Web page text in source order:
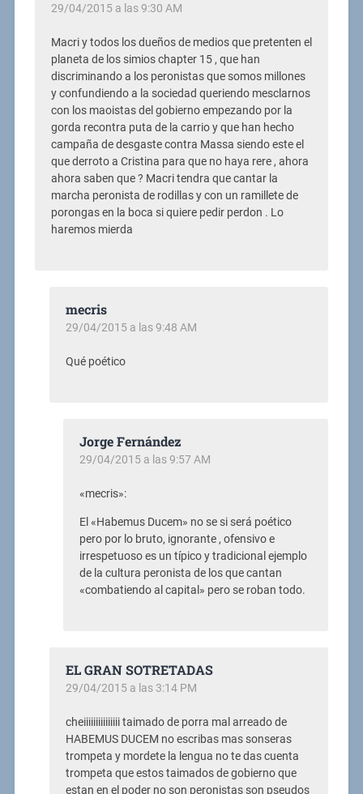
29/04/2015 a las 9:30 AM
Macri y todos los dueños de medios que pretenten el
planeta de los simios chapter 15 , que han
discriminando a los peronistas que somos millones
y confundiendo a la sociedad queriendo mesclarnos
con los maoistas del gobierno empezando por la
gorda recontra puta de la carrio y que han hecho
campaña de desgaste contra Massa siendo este el
que derroto a Cristina para que no haya rere , ahora
ahora saben que ? Macri tendra que cantar la
marcha peronista de rodillas y con un ramillete de
porongas en la boca si quiere pedir perdon . Lo
haremos mierda
mecris
29/04/2015 a las 9:48 AM
Qué poético
Jorge Fernández
29/04/2015 a las 9:57 AM
«mecris»:
El «Habemus Ducem» no se si será poético
pero por lo bruto, ignorante , ofensivo e
irrespetuoso es un típico y tradicional ejemplo
de la cultura peronista de los que cantan
«combatiendo al capital» pero se roban todo.
EL GRAN SOTRETADAS
29/04/2015 a las 3:14 PM
cheiiiiiiiiiiiiiii taimado de porra mal arreado de
HABEMUS DUCEM no escribas mas sonseras
trompeta y mordete la lengua no te das cuenta
trompeta que estos taimados de gobierno que
estan en el poder no son peronistas son pseudos